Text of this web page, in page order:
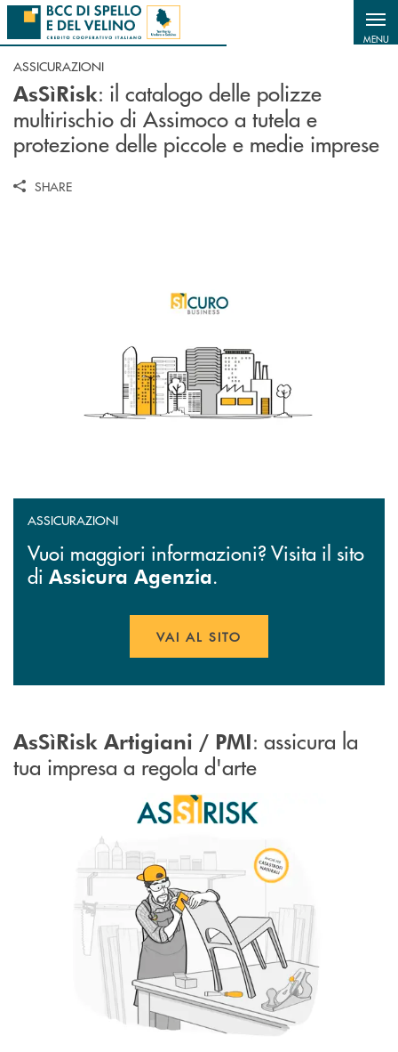
Salta al contenuto principale
MENU
ASSICURAZIONI
AsSìRisk: il catalogo delle polizze
multirischio di Assimoco a tutela e
protezione delle piccole e medie imprese
SHARE
ASSICURAZIONI
Vuoi maggiori informazioni? Visita il sito
di Assicura Agenzia.
VAI AL SITO
AsSìRisk Artigiani / PMI: assicura la
tua impresa a regola d'arte